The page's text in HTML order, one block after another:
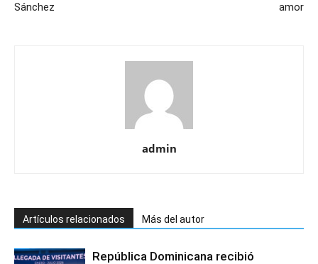
Sánchez
amor
admin
Artículos relacionados Más del autor
República Dominicana recibió